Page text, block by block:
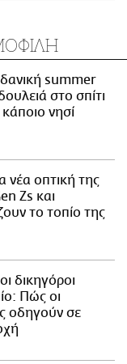
summer
στο σπίτι
νησί
νέα οπτική της
Zs και
το τοπίο της
δικηγόροι
Πώς οι
οδηγούν σε